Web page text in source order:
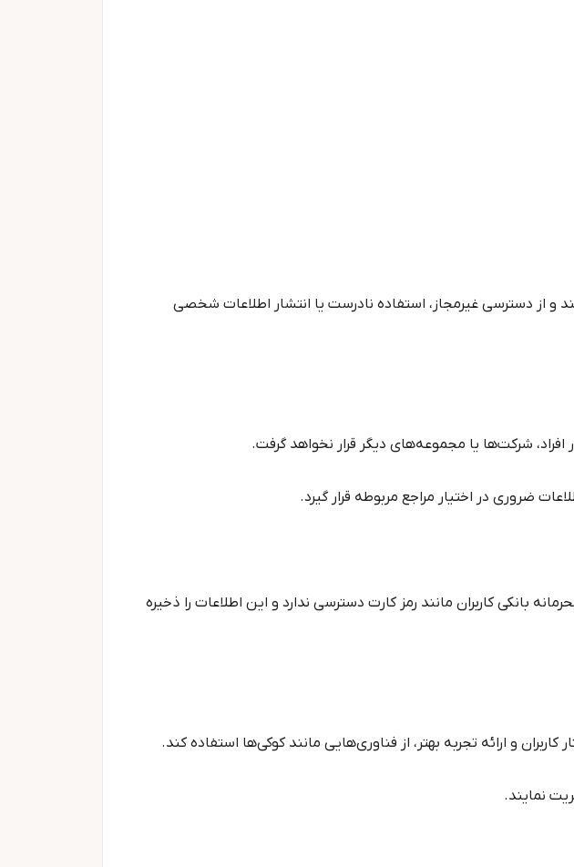
و از دسترسی غیرمجاز، استفاده نادرست یا انتشار اطلاعات شخصی
شرکت‌ها یا مجموعه‌های دیگر قرار نخواهد گرفت.
ضروری در اختیار مراجع مربوطه قرار گیرد.
بانکی کاربران مانند رمز کارت دسترسی ندارد و این اطلاعات را ذخیره
و ارائه تجربه بهتر، از فناوری‌هایی مانند کوکی‌ها استفاده کند.
نمایند.